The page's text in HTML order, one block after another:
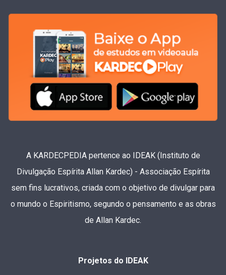
A KARDECPEDIA pertence ao IDEAK (Instituto de
Divulgação Espírita Allan Kardec) - Associação Espírita
sem fins lucrativos, criada com o objetivo de divulgar para
o mundo o Espiritismo, segundo o pensamento e as obras
de Allan Kardec.
Projetos do IDEAK